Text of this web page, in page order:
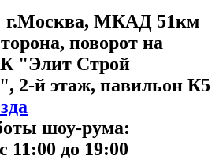
г.Москва, МКАД 51км
поворот на
"Элит Строй
2-й этаж, павильон К5
шоу-рума:
11:00 до 19:00